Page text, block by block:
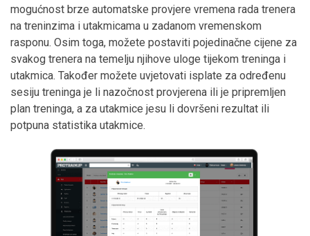
mogućnost brze automatske provjere vremena rada trenera
na treninzima i utakmicama u zadanom vremenskom
rasponu. Osim toga, možete postaviti pojedinačne cijene za
svakog trenera na temelju njihove uloge tijekom treninga i
utakmica. Također možete uvjetovati isplate za određenu
sesiju treninga je li nazočnost provjerena ili je pripremljen
plan treninga, a za utakmice jesu li dovršeni rezultat ili
potpuna statistika utakmice.